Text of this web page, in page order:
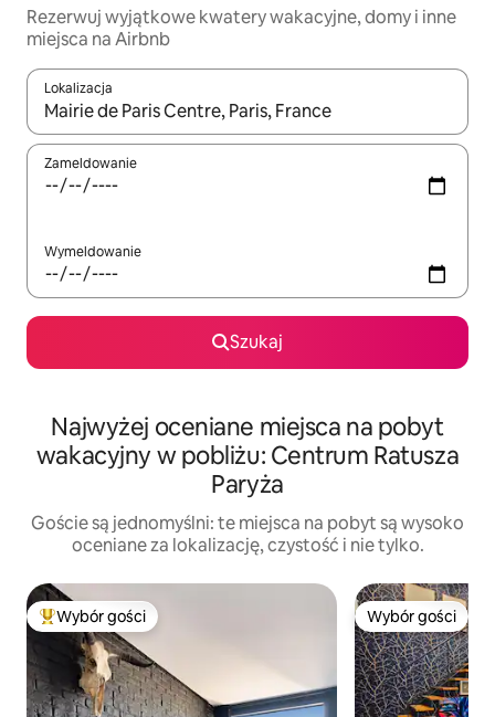
Rezerwuj wyjątkowe kwatery wakacyjne, domy i inne
miejsca na Airbnb
Lokalizacja
Gdy wyniki będą dostępne, możesz poruszać się po nich za
Zameldowanie
Wymeldowanie
Szukaj
Najwyżej oceniane miejsca na pobyt
wakacyjny w pobliżu: Centrum Ratusza
Paryża
Goście są jednomyślni: te miejsca na pobyt są wysoko
oceniane za lokalizację, czystość i nie tylko.
Najpopularniejsze z kategorii Wybór gości
Wybór gości Wybór gości
Wybór gości